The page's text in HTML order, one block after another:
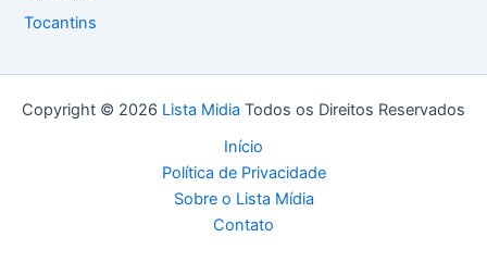
Tocantins
Copyright © 2026 Lista Midia Todos os Direitos Reservados
Início
Política de Privacidade
Sobre o Lista Mídia
Contato